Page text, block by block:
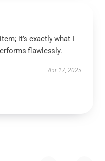
it’s exactly what I
flawlessly.
Apr 17, 2025